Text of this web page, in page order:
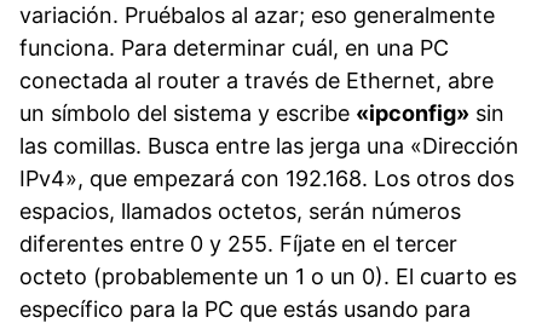
variación. Pruébalos al azar; eso generalmente
funciona. Para determinar cuál, en una PC
conectada al router a través de Ethernet, abre
un símbolo del sistema y escribe «ipconfig» sin
las comillas. Busca entre las jerga una «Dirección
IPv4», que empezará con 192.168. Los otros dos
espacios, llamados octetos, serán números
diferentes entre 0 y 255. Fíjate en el tercer
octeto (probablemente un 1 o un 0). El cuarto es
específico para la PC que estás usando para